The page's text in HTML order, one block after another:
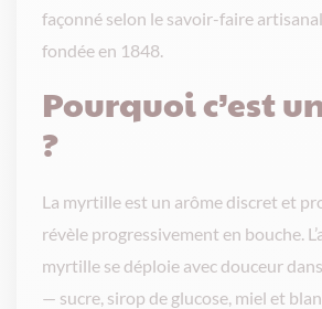
façonné selon le savoir-faire
fondée en 1848.
Pourquoi c’est
?
La myrtille est un arôme discret et
révèle progressivement en bouche.
myrtille se déploie avec douceur
— sucre, sirop de glucose, miel et